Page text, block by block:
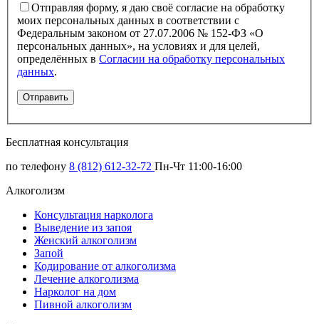
Отправляя форму, я даю своё согласие на обработку
моих персональных данных в соответствии с
Федеральным законом от 27.07.2006 № 152-ФЗ «О
персональных данных», на условиях и для целей,
определённых в Согласии на обработку персональных
данных.
Бесплатная консультация
по телефону 8 (812) 612-32-72 Пн-Чт 11:00-16:00
Алкоголизм
Консультация нарколога
Выведение из запоя
Женский алкоголизм
Запой
Кодирование от алкоголизма
Лечение алкоголизма
Нарколог на дом
Пивной алкоголизм